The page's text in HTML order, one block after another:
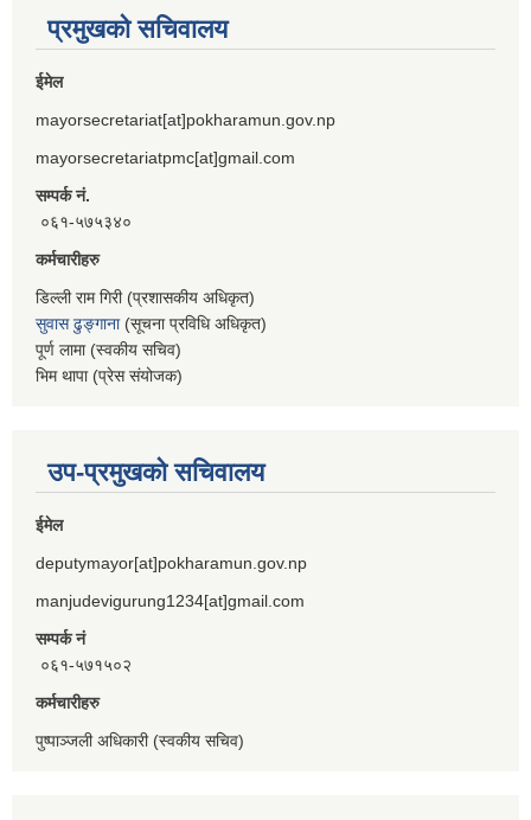
प्रमुखको सचिवालय
ईमेल
mayorsecretariat[at]pokharamun.gov.np
mayorsecretariatpmc[at]gmail.com
सम्पर्क नं.
०६१-५७५३४०
कर्मचारीहरु
डिल्ली राम गिरी (प्रशासकीय अधिकृत)
सुवास ढुङ्गाना(सूचना प्रविधि अधिकृत)
पूर्ण लामा (स्वकीय सचिव)
भिम थापा (प्रेस संयोजक)
उप-प्रमुखको सचिवालय
ईमेल
deputymayor[at]pokharamun.gov.np
manjudevigurung1234[at]gmail.com
सम्पर्क नं
०६१-५७१५०२
कर्मचारीहरु
पुष्पाञ्जली अधिकारी (स्वकीय सचिव)